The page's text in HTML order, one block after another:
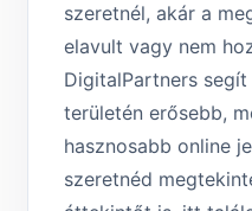
szeretnél, akár a
elavult vagy nem
DigitalPartners
területén erősebb,
hasznosabb online
szeretnéd